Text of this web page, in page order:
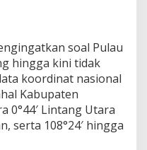
soal Pulau
hingga kini tidak
koordinat nasional
Kabupaten
0°44′ Lintang Utara
serta 108°24′ hingga